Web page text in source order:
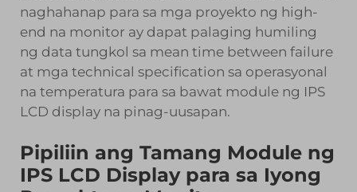
naghahanap para sa mga proyekto ng high-
end na monitor ay dapat palaging humiling
ng data tungkol sa mean time between failure
at mga technical specification sa operasyonal
na temperatura para sa bawat module ng IPS
LCD display na pinag-uusapan.
Pipiliin ang Tamang Module ng
IPS LCD Display para sa Iyong